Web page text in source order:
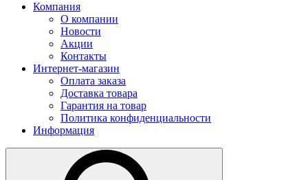
Компания
О компании
Новости
Акции
Контакты
Интернет-магазин
Оплата заказа
Доставка товара
Гарантия на товар
Политика конфиденциальности
Информация